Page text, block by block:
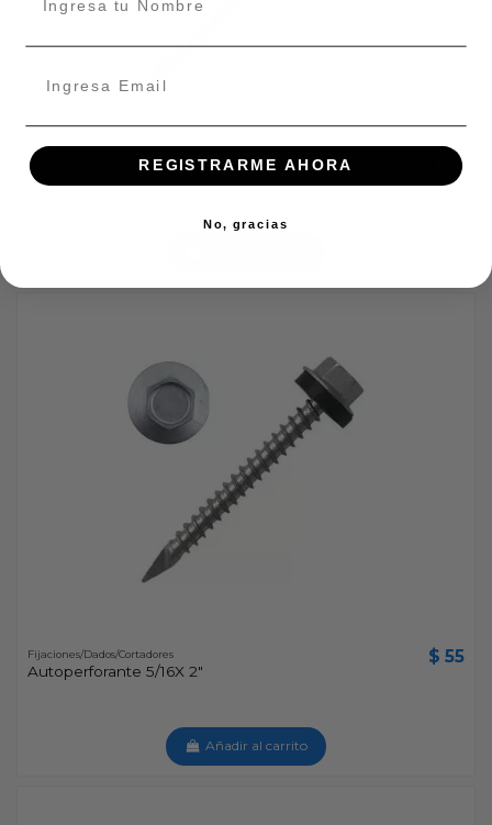
Fijaciones/Dados/Cortadores
Autoperforante 5/16X 1 1/2
$ 37
Fijaciones/Dados/Cortadores
Autoperforante 5/16X 2"
$ 55
Añadir al carrito
REGISTRARME AHORA
No, gracias